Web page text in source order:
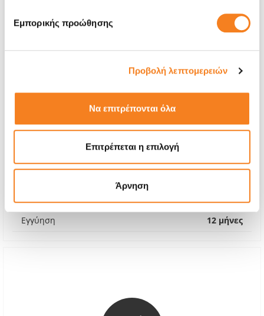
Εμπορικής προώθησης
Προβολή λεπτομερειών
Να επιτρέπονται όλα
Επιτρέπεται η επιλογή
Άρνηση
Αυθεντική Μπαταρία
Εγγύηση
12 μήνες